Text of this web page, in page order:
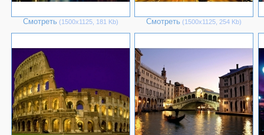
Смотреть (1500х1125, 181 Kb) Смотреть (1500х1125, 254 Kb)